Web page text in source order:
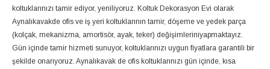
koltuklarınızı tamir ediyor, yeniliyoruz. Koltuk Dekorasyon Evi olarak
Aynalıkavakde ofis ve iş yeri koltuklarının tamir, döşeme ve yedek parça
(kolçak, mekanizma, amortisör, ayak, teker) değişimleriniyapmaktayız.
Gün içinde tamir hizmeti sunuyor, koltuklarınızı uygun fiyatlara garantili bir
şekilde onarıyoruz. Aynalıkavak de ofis koltuklarınızı gün içinde, kısa